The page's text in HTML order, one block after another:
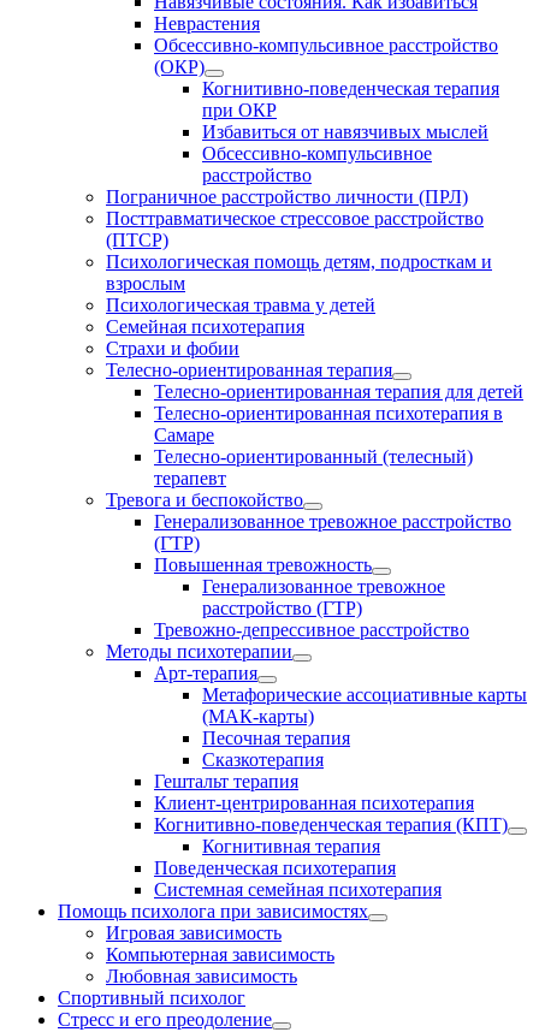
Неврастения
Обсессивно-компульсивное расстройство
(ОКР)
Когнитивно-поведенческая терапия
при ОКР
Избавиться от навязчивых мыслей
Обсессивно-компульсивное
расстройство
Пограничное расстройство личности (ПРЛ)
Посттравматическое стрессовое расстройство
(ПТСР)
Психологическая помощь детям, подросткам и
взрослым
Психологическая травма у детей
Семейная психотерапия
Страхи и фобии
Телесно-ориентированная терапия
Телесно-ориентированная терапия для детей
Телесно-ориентированная психотерапия в
Самаре
Телесно-ориентированный (телесный)
терапевт
Тревога и беспокойство
Генерализованное тревожное расстройство
(ГТР)
Повышенная тревожность
Генерализованное тревожное
расстройство (ГТР)
Тревожно-депрессивное расстройство
Методы психотерапии
Арт-терапия
Метафорические ассоциативные карты
(МАК-карты)
Песочная терапия
Сказкотерапия
Гештальт терапия
Клиент-центрированная психотерапия
Когнитивно-поведенческая терапия (КПТ)
Когнитивная терапия
Поведенческая психотерапия
Системная семейная психотерапия
Помощь психолога при зависимостях
Игровая зависимость
Компьютерная зависимость
Любовная зависимость
Спортивный психолог
Стресс и его преодоление